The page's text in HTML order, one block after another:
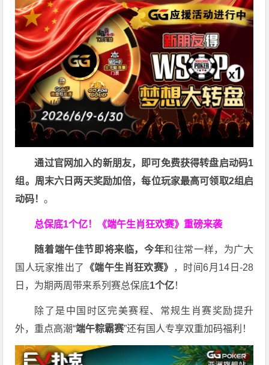
通过官网加入的新朋友，即可免费获得转盘启动码1
组。周末六日两天奖励加倍，每位玩家最高可领取2组启
动码！。
总保底1个亿！ 《端午生肖狂欢赛》重磅来袭
随着端午佳节即将来临，今年和往常一样，为广大
国人玩家推出了
《端午生肖狂欢赛》
，时间6月14日-28
日，为期两周带来系列赛总保底1个亿！
除了是中国时区完美赛程、常规生肖赛奖励提升
外，重点高潮“端午粽霸赛”还有国人专享双重加码福利！